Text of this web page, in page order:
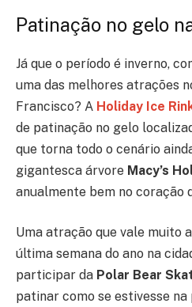
Patinação no gelo
Já que o período é inverno,
uma das melhores atrações
Francisco? A Holiday Ice
de patinação no gelo
que torna todo o cenário
gigantesca árvore Macy’s
anualmente bem no coração
Uma atração que vale muito
última semana do ano na
participar da Polar Bear
patinar como se estivesse na